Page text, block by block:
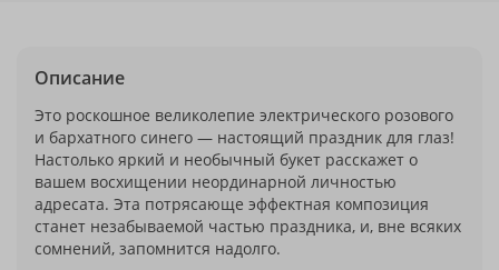
Описание
Это роскошное великолепие электрического розового
и бархатного синего — настоящий праздник для глаз!
Настолько яркий и необычный букет расскажет о
вашем восхищении неординарной личностью
адресата. Эта потрясающе эффектная композиция
станет незабываемой частью праздника, и, вне всяких
сомнений, запомнится надолго.